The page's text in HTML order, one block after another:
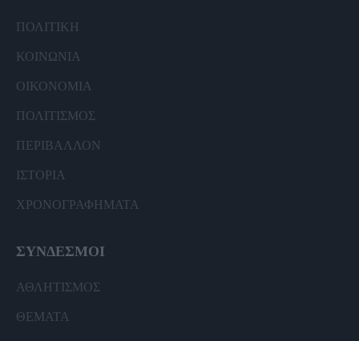
ΠΟΛΙΤΙΚΗ
ΚΟΙΝΩΝΙΑ
ΟΙΚΟΝΟΜΙΑ
ΠΟΛΙΤΙΣΜΟΣ
ΠΕΡΙΒΑΛΛΟΝ
ΙΣΤΟΡΙΑ
ΧΡΟΝΟΓΡΑΦΗΜΑΤΑ
ΣΥΝΔΕΣΜΟΙ
ΑΘΛΗΤΙΣΜΟΣ
ΘΕΜΑΤΑ